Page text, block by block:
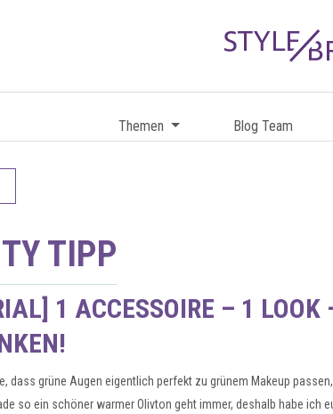
Themen Blog Team
TIPP
1 ACCESSOIRE – 1
dass grüne Augen eigentlich perfekt zu grünem Makeup
so ein schöner warmer Olivton geht immer, deshalb habe ich